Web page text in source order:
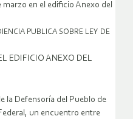
marzo en el edificio Anexo del
PUBLICA SOBRE LEY DE
EDIFICIO ANEXO DEL
la Defensoría del Pueblo de
un encuentro entre